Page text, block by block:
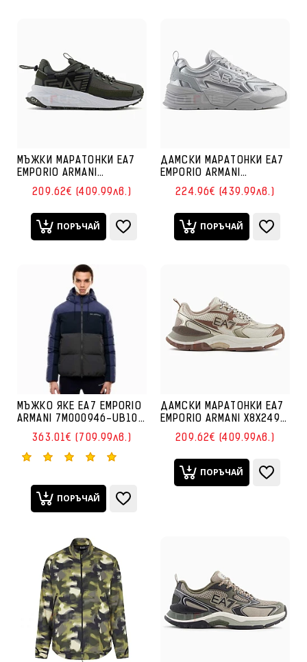
МЪЖКИ МАРАТОНКИ EA7
EMPORIO ARMANI
7X000352-MZ150
CRUSHER SONIC ROPE
ТЪМНОЗЕЛЕНИ
209.62€ (409.99лв.)
ПОРЪЧАЙ
ДАМСКИ МАРАТОНКИ EA7
EMPORIO ARMANI
7X000306-MZ047 ACE
RUNNER SPECIAL
СРЕБРИСТИ
224.96€ (439.99лв.)
ПОРЪЧАЙ
МЪЖКО ЯКЕ EA7 EMPORIO
ARMANI 7M000946-UB102
ATHLETIC COLOUR BLOCK
PUFFY JACKET PA
ТЪМНОСИНЬО
363.01€ (709.99лв.)
ПОРЪЧАЙ
ДАМСКИ МАРАТОНКИ EA7
EMPORIO ARMANI X8X249-
MZ226 PREDATOR БЕЖОВИ
209.62€ (409.99лв.)
ПОРЪЧАЙ